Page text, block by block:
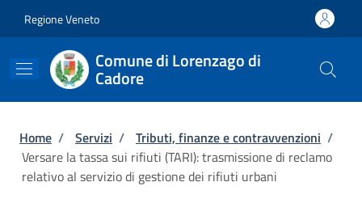
Regione Veneto
Comune di Lorenzago di
Cadore
Briciole di pane
Home / Servizi / Tributi, finanze e contravvenzioni /
Versare la tassa sui rifiuti (TARI): trasmissione di reclamo
relativo al servizio di gestione dei rifiuti urbani